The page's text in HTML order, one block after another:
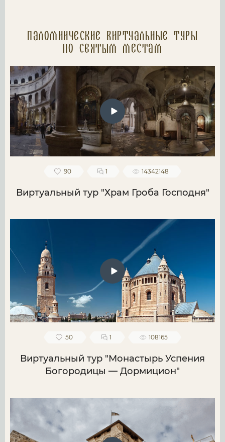
Паломнические Виртуальные туры
по святым местам
90 1 14342148
Виртуальный тур "Храм Гроба Господня"
50 1 108165
Виртуальный тур "Монастырь Успения
Богородицы — Дормицион"